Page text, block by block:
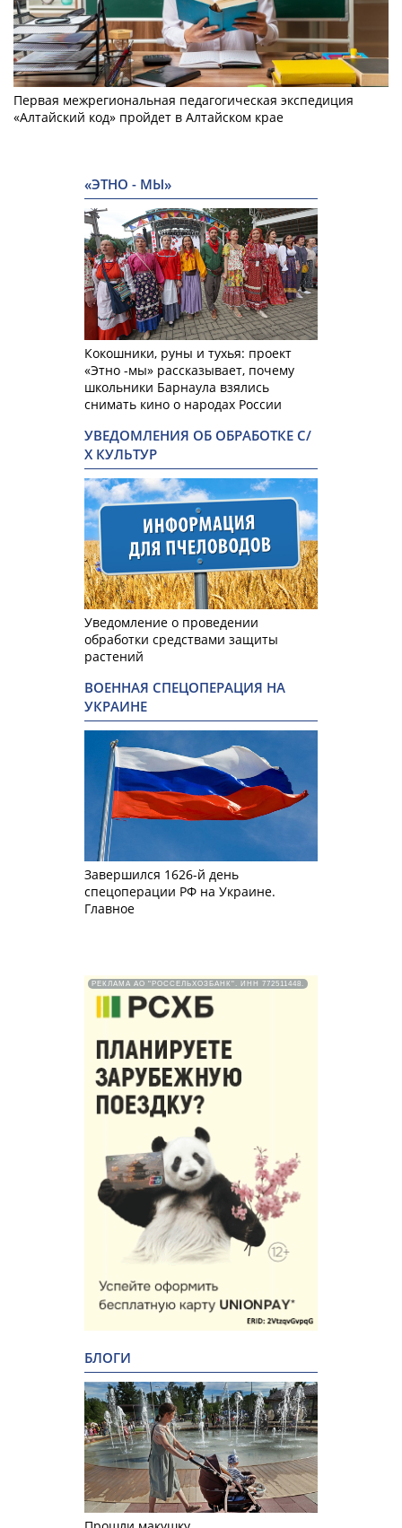
Первая межрегиональная педагогическая экспедиция
«Алтайский код» пройдет в Алтайском крае
«ЭТНО - МЫ»
Кокошники, руны и тухья: проект
«Этно -мы» рассказывает, почему
школьники Барнаула взялись
снимать кино о народах России
УВЕДОМЛЕНИЯ ОБ ОБРАБОТКЕ С/
Х КУЛЬТУР
Уведомление о проведении
обработки средствами защиты
растений
ВОЕННАЯ СПЕЦОПЕРАЦИЯ НА
УКРАИНЕ
Завершился 1626-й день
спецоперации РФ на Украине.
Главное
РЕКЛАМА АО "РОССЕЛЬХОЗБАНК". ИНН 772511448.
БЛОГИ